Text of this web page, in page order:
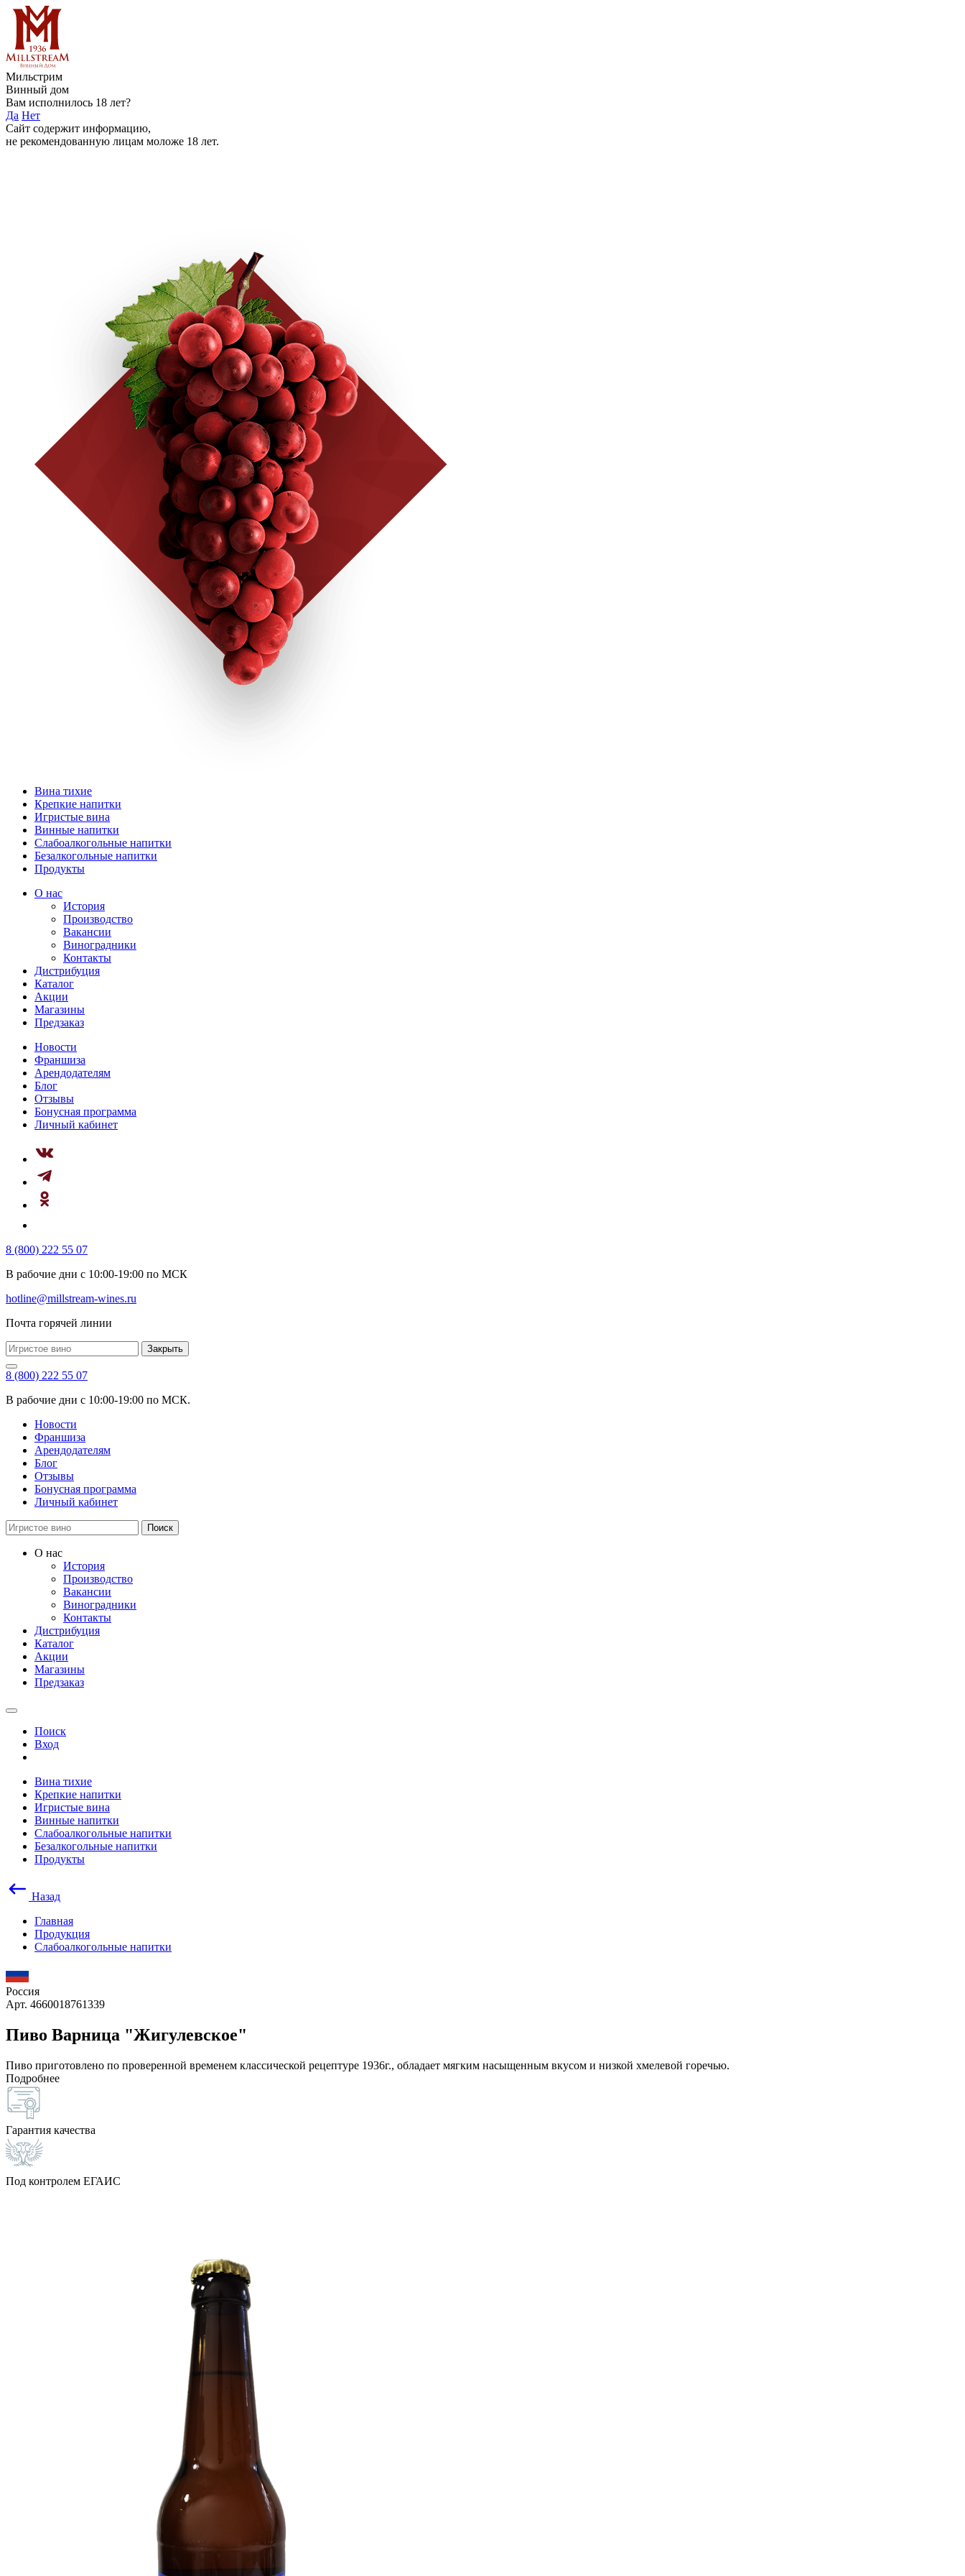
Мильстрим
Винный дом
Вам исполнилось 18 лет?
Да Нет
Сайт содержит информацию,
не рекомендованную лицам моложе 18 лет.
Вина тихие
Крепкие напитки
Игристые вина
Винные напитки
Слабоалкогольные напитки
Безалкогольные напитки
Продукты
О нас
История
Производство
Вакансии
Виноградники
Контакты
Дистрибуция
Каталог
Акции
Магазины
Предзаказ
Новости
Франшиза
Арендодателям
Блог
Отзывы
Бонусная программа
Личный кабинет
8 (800) 222 55 07
В рабочие дни с 10:00-19:00 по МСК
hotline@millstream-wines.ru
Почта горячей линии
Закрыть
8 (800) 222 55 07
В рабочие дни с 10:00-19:00 по МСК.
Новости
Франшиза
Арендодателям
Блог
Отзывы
Бонусная программа
Личный кабинет
Поиск
О нас
История
Производство
Вакансии
Виноградники
Контакты
Дистрибуция
Каталог
Акции
Магазины
Предзаказ
Поиск
Вход
Вина тихие
Крепкие напитки
Игристые вина
Винные напитки
Слабоалкогольные напитки
Безалкогольные напитки
Продукты
Назад
Главная
Продукция
Слабоалкогольные напитки
Россия
Арт. 4660018761339
Пиво Варница "Жигулевское"
Пиво приготовлено по проверенной временем классической рецептуре 1936г., обладает мягким насыщенным вкусом и низкой хмелевой горечью.
Подробнее
Гарантия качества
Под контролем ЕГАИС